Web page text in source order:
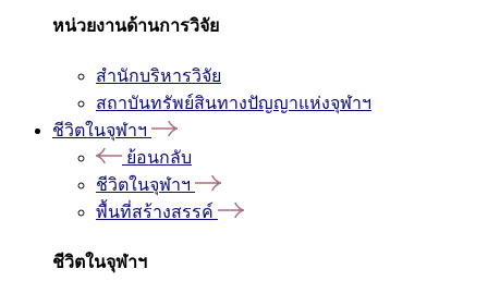
หน่วยงานด้านการวิจัย
สำนักบริหารวิจัย
สถาบันทรัพย์สินทางปัญญาแห่งจุฬาฯ
ชีวิตในจุฬาฯ
ย้อนกลับ
ชีวิตในจุฬาฯ
พื้นที่สร้างสรรค์
ชีวิตในจุฬาฯ